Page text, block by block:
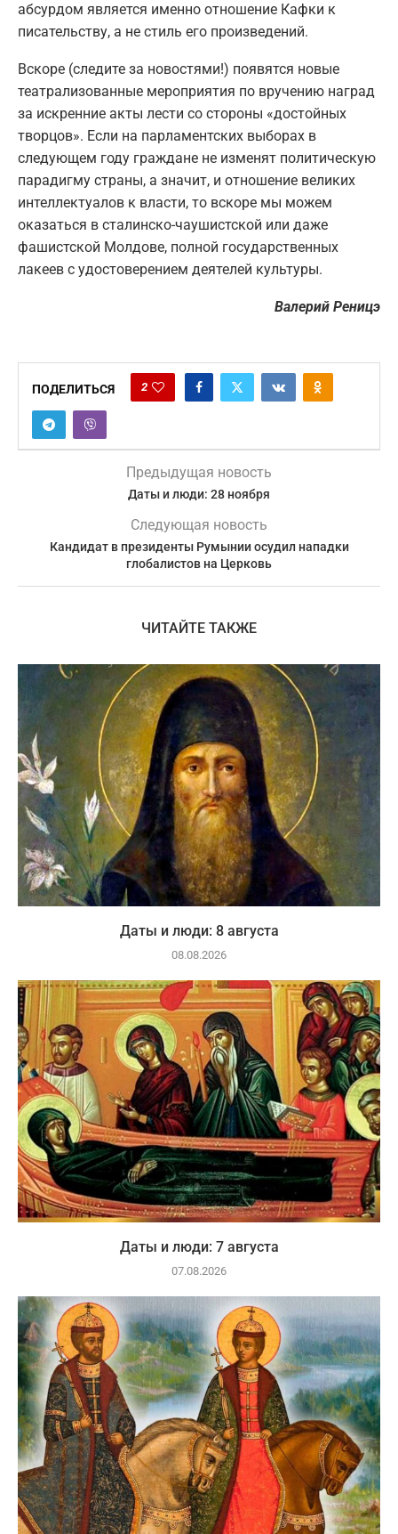
абсурдом является именно отношение Кафки к
писательству, а не стиль его произведений.
Вскоре (следите за новостями!) появятся новые
театрализованные мероприятия по вручению наград
за искренние акты лести со стороны «достойных
творцов». Если на парламентских выборах в
следующем году граждане не изменят политическую
парадигму страны, а значит, и отношение великих
интеллектуалов к власти, то вскоре мы можем
оказаться в сталинско-чаушистской или даже
фашистской Молдове, полной государственных
лакеев с удостоверением деятелей культуры.
Валерий Реницэ
ПОДЕЛИТЬСЯ 2
Предыдущая новость
Даты и люди: 28 ноября
Следующая новость
Кандидат в президенты Румынии осудил нападки
глобалистов на Церковь
ЧИТАЙТЕ ТАКЖЕ
Даты и люди: 8 августа
08.08.2026
Даты и люди: 7 августа
07.08.2026